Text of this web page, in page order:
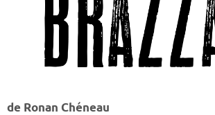
de Ronan Chéneau